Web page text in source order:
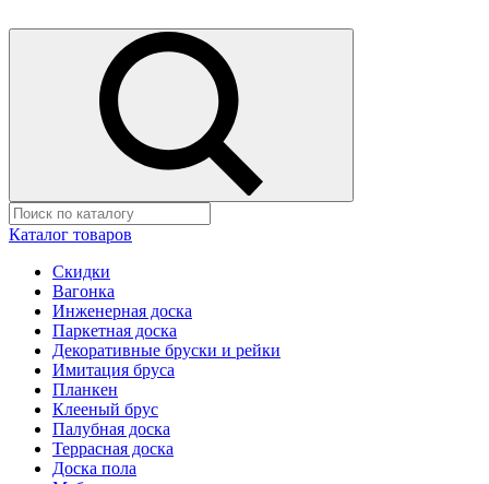
Каталог товаров
Скидки
Вагонка
Инженерная доска
Паркетная доска
Декоративные бруски и рейки
Имитация бруса
Планкен
Клееный брус
Палубная доска
Террасная доска
Доска пола